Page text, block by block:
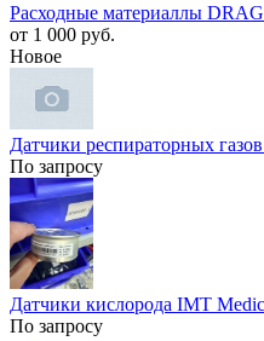
Расходные материаллы
от 1 000 руб.
Новое
Датчики респираторных
По запросу
Датчики кислорода IMT
По запросу